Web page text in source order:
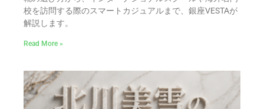
校を訪問する際のスマートカジュアルまで、銀座VESTAが
解説します。
Read More »